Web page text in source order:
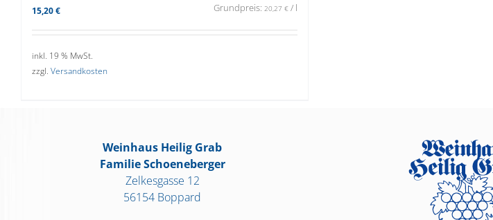
15,20 € Grundpreis: 20,27 €/ l
inkl. 19 % MwSt.
zzgl. Versandkosten
Weinhaus Heilig Grab
Familie Schoeneberger
Zelkesgasse 12
56154 Boppard